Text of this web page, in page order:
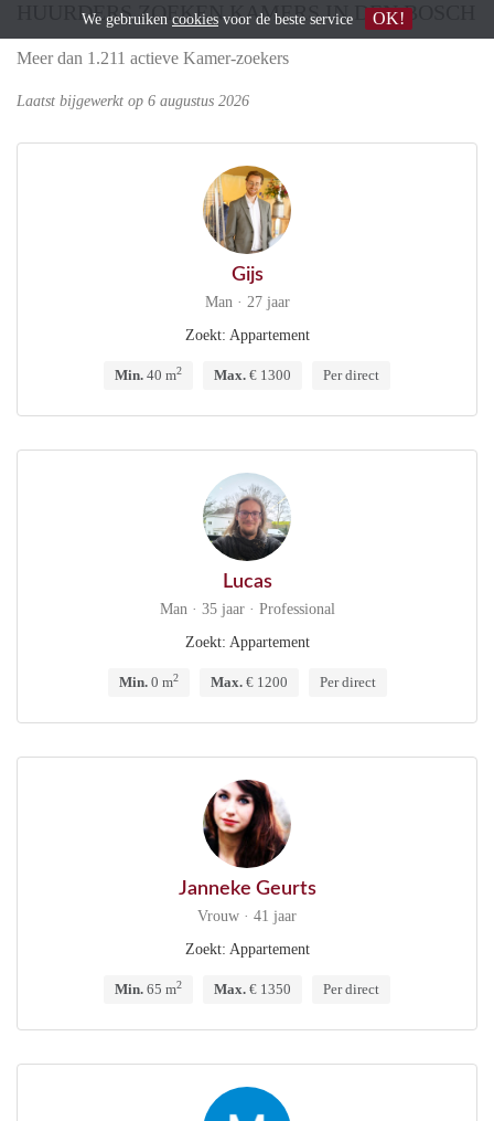
HUURDERS ZOEKEN KAMERS IN DEN BOSCH
Meer dan 1.211 actieve Kamer-zoekers
Laatst bijgewerkt op 6 augustus 2026
Gijs
Man · 27 jaar
Zoekt: Appartement
Min. 40 m2 Max. € 1300 Per direct
Lucas
Man · 35 jaar · Professional
Zoekt: Appartement
Min.0 m2 Max.€ 1200 Per direct
Janneke Geurts
Vrouw · 41 jaar
Zoekt: Appartement
Min. 65 m2 Max. € 1350 Per direct
We gebruiken cookies voor de beste service OK!